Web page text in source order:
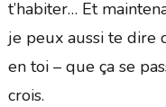
t’habiter… Et
je peux aussi te dire
en toi – que ça se
crois.